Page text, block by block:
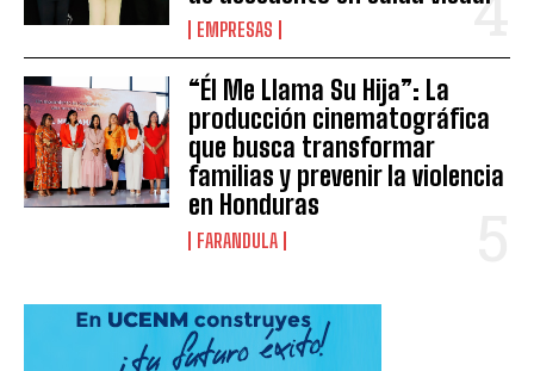
EMPRESAS
“Él Me Llama Su Hija”: La
producción cinematográfica
que busca transformar
familias y prevenir la violencia
en Honduras
FARANDULA